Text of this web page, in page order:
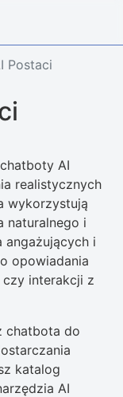
Postaci
AI
realistycznych
wykorzystują
naturalnego i
angażujących i
opowiadania
interakcji z
chatbota do
katalog
AI